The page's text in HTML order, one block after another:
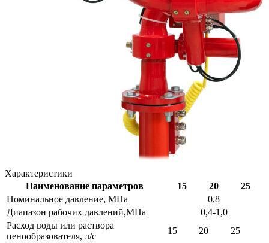
Характеристики
Наименование параметров
15 20
25
Номинальное давление, МПа
0,8
Диапазон рабочих давлений,МПа
0,4-1,0
Расход воды или раствора
пенообразователя, л/с
15 20
25